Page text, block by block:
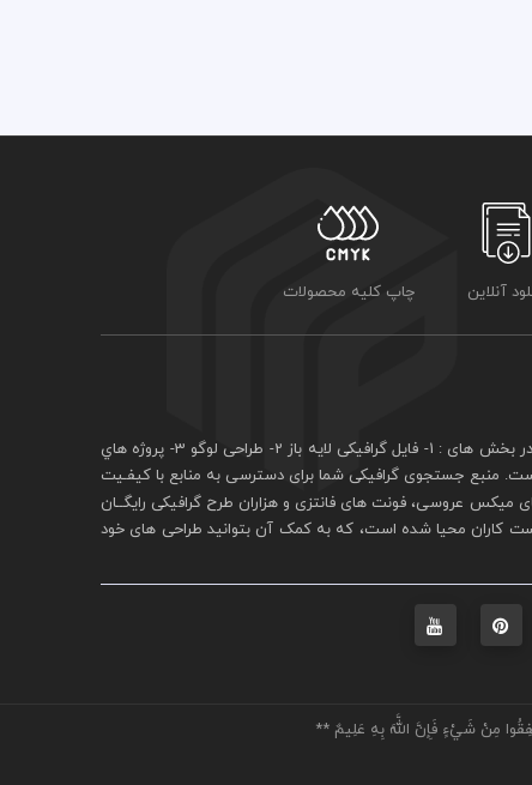
آنلاین چاپ کلیه محصولات
فايل گرافيکی لايه باز
2- طراحی لوگو 3- پروژه هاي
منبع جستجوی گرافيکی شما برای دسترسی به منابع با کيفـيت
ميکس عروسی، فونت های فانتزی و هزاران طرح گرافیکی رايگــان
کاران محيا شده است، که به کمک آن بتوانيد طراحی های خود